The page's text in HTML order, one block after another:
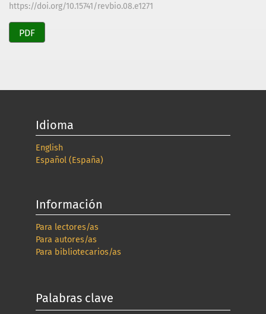
https://doi.org/10.15741/revbio.08.e1271
PDF
Idioma
English
Español (España)
Información
Para lectores/as
Para autores/as
Para bibliotecarios/as
Palabras clave